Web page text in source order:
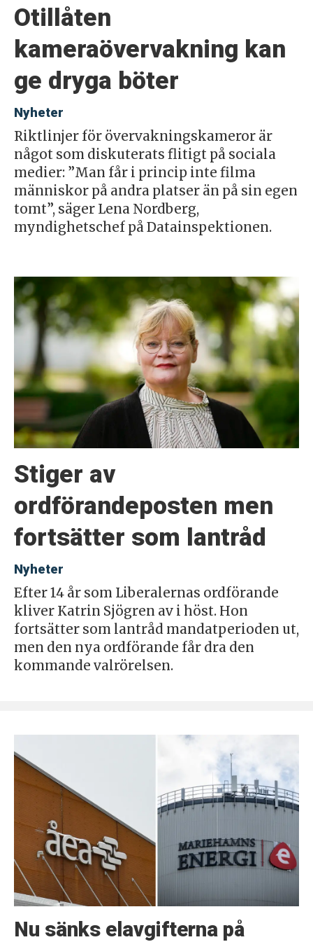
Otillåten
kameraövervakning kan
ge dryga böter
Nyheter
Riktlinjer för övervakningskameror är
något som diskuterats flitigt på sociala
medier: ”Man får i princip inte filma
människor på andra platser än på sin egen
tomt”, säger Lena Nordberg,
myndighetschef på Datainspektionen.
Stiger av
ordförandeposten men
fortsätter som lantråd
Nyheter
Efter 14 år som Liberalernas ordförande
kliver Katrin Sjögren av i höst. Hon
fortsätter som lantråd mandatperioden ut,
men den nya ordförande får dra den
kommande valrörelsen.
Nu sänks elavgifterna på